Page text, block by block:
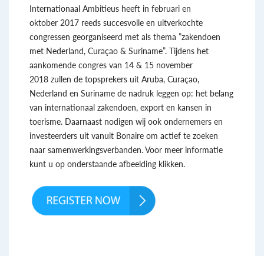
Internationaal Ambitieus heeft in februari en
oktober 2017 reeds succesvolle en uitverkochte
congressen georganiseerd met als thema ”zakendoen
met Nederland, Curaçao & Suriname”. Tijdens het
aankomende congres van 14 & 15 november
2018 zullen de topsprekers uit Aruba, Curaçao,
Nederland en Suriname de nadruk leggen op: het belang
van internationaal zakendoen, export en kansen in
toerisme. Daarnaast nodigen wij ook ondernemers en
investeerders uit vanuit Bonaire om actief te zoeken
naar samenwerkingsverbanden. Voor meer informatie
kunt u op onderstaande afbeelding klikken.